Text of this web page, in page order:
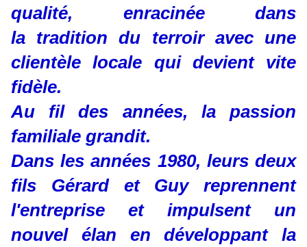
qualité, enracinée dans
la tradition du terroir avec une
clientèle locale qui devient vite
fidèle.
Au fil des années, la passion
familiale grandit.
Dans les années 1980, leurs deux
fils Gérard et Guy reprennent
l'entreprise et impulsent un
nouvel élan en développant la